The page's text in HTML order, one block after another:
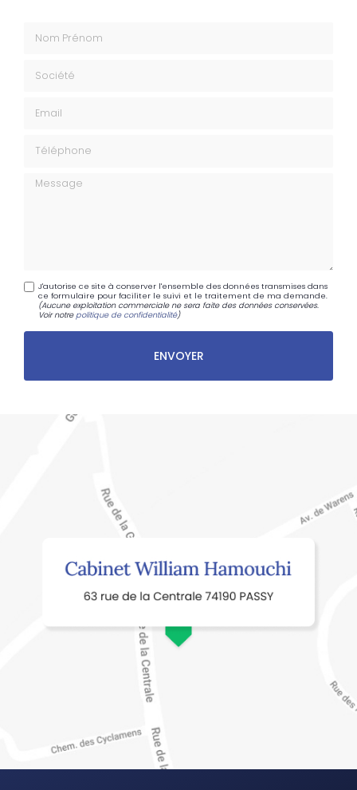
Message
J'autorise ce site à conserver l'ensemble des données transmises dans
ce formulaire pour faciliter le suivi et le traitement de ma demande.
(Aucune exploitation commerciale ne sera faite des données conservées.
Voir notre politique de confidentialité)